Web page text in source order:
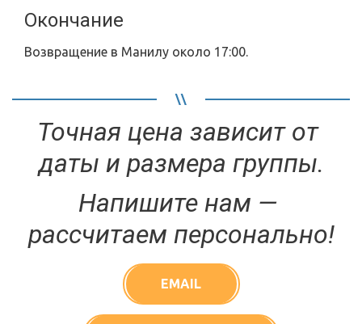
Окончание
Возвращение в Манилу около 17:00.
Точная цена зависит от
даты и размера группы.
Напишите нам —
рассчитаем персонально!
EMAIL